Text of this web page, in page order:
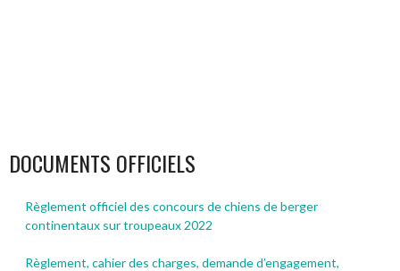
DOCUMENTS OFFICIELS
Règlement officiel des concours de chiens de berger
continentaux sur troupeaux 2022
Règlement, cahier des charges, demande d’engagement,